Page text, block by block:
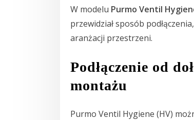
W modelu Purmo Ventil
przewidział sposób
aranżacji przestrzeni.
Podłączenie od
montażu
Purmo Ventil Hygiene (HV)